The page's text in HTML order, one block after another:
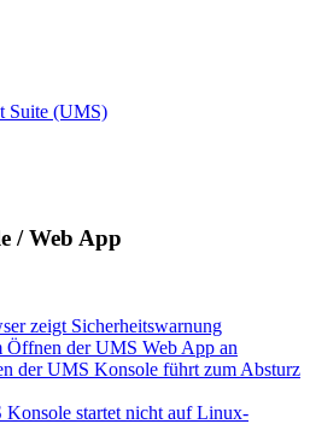
Suite (UMS)
/ Web App
zeigt Sicherheitswarnung
Öffnen der UMS Web App an
der UMS Konsole führt zum Absturz
Konsole startet nicht auf Linux-